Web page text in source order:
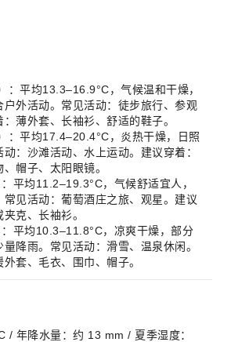
：平均13.3–16.9°C，气候温和干燥，
户外活动。常见活动：徒步旅行、参观
薄外套、长袖衫、舒适的鞋子。
：平均17.4–20.4°C，炎热干燥，日照
：沙滩活动、水上运动。建议穿着：
帽子、太阳眼镜。
平均11.2–19.3°C，气候舒适宜人，
常见活动：葡萄酒庄之旅、观星。建议
克、长袖衫。
平均10.3–11.8°C，凉爽干燥，部分
降雨。常见活动：滑雪、温泉休闲。
套、毛衣、围巾、帽子。
/ 年降水量：约 13 mm / 夏季湿度：